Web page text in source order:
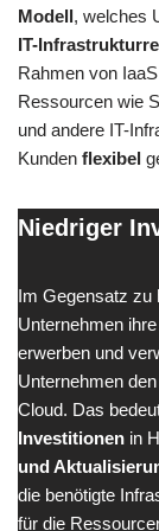
Modell, welches
IT-
Rahmen von
Ressourcen wie
und andere IT-
Kunden flexibel
Niedriger
Im Gegensatz zu
Unternehmen
erwerben und
Unternehmen
Cloud. Das
Investitionen in
und
die benötigte
für die